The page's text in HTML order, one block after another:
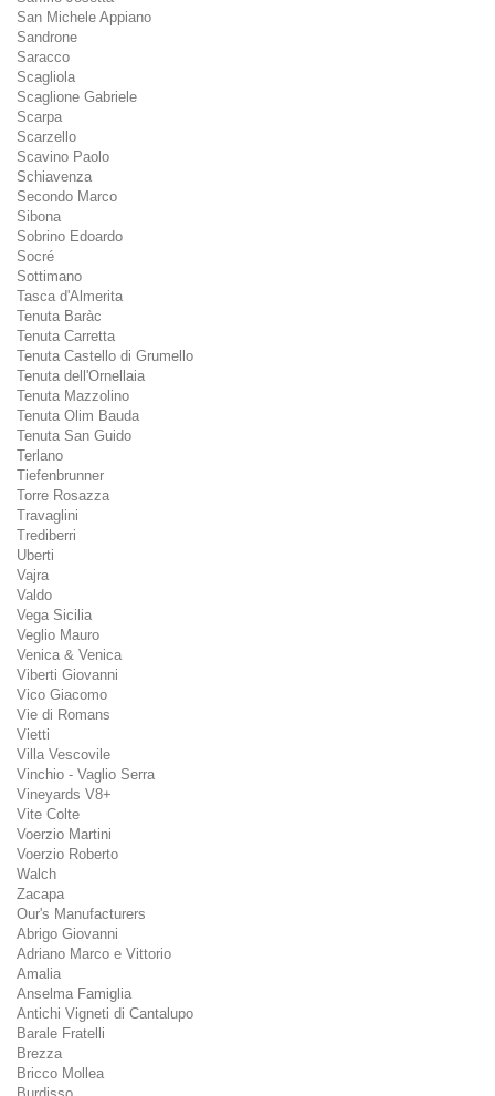
San Michele Appiano
Sandrone
Saracco
Scagliola
Scaglione Gabriele
Scarpa
Scarzello
Scavino Paolo
Schiavenza
Secondo Marco
Sibona
Sobrino Edoardo
Socré
Sottimano
Tasca d'Almerita
Tenuta Baràc
Tenuta Carretta
Tenuta Castello di Grumello
Tenuta dell'Ornellaia
Tenuta Mazzolino
Tenuta Olim Bauda
Tenuta San Guido
Terlano
Tiefenbrunner
Torre Rosazza
Travaglini
Trediberri
Uberti
Vajra
Valdo
Vega Sicilia
Veglio Mauro
Venica & Venica
Viberti Giovanni
Vico Giacomo
Vie di Romans
Vietti
Villa Vescovile
Vinchio - Vaglio Serra
Vineyards V8+
Vite Colte
Voerzio Martini
Voerzio Roberto
Walch
Zacapa
Our's Manufacturers
Abrigo Giovanni
Adriano Marco e Vittorio
Amalia
Anselma Famiglia
Antichi Vigneti di Cantalupo
Barale Fratelli
Brezza
Bricco Mollea